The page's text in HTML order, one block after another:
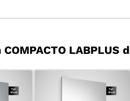
LABPLUS